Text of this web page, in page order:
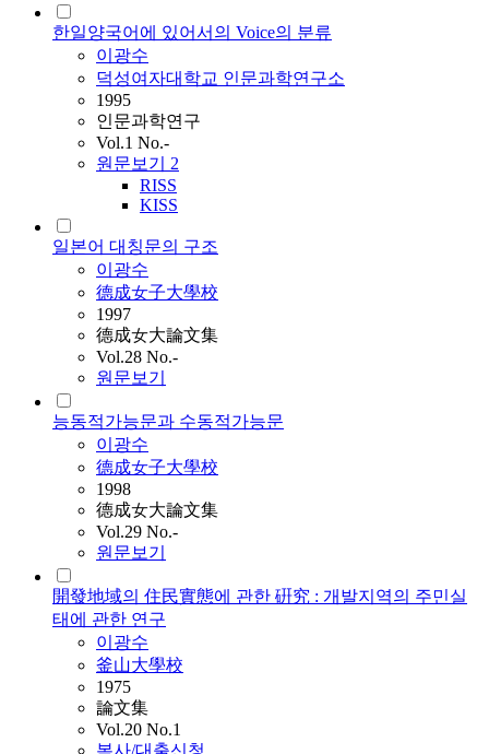
한일양국어에 있어서의 Voice의 분류
이광수
덕성여자대학교 인문과학연구소
1995
인문과학연구
Vol.1 No.-
원문보기 2
RISS
KISS
일본어 대칭문의 구조
이광수
德成女子大學校
1997
德成女大論文集
Vol.28 No.-
원문보기
능동적가능문과 수동적가능문
이광수
德成女子大學校
1998
德成女大論文集
Vol.29 No.-
원문보기
開發地域의 住民實態에 관한 硏究 : 개발지역의 주민실
태에 관한 연구
이광수
釜山大學校
1975
論文集
Vol.20 No.1